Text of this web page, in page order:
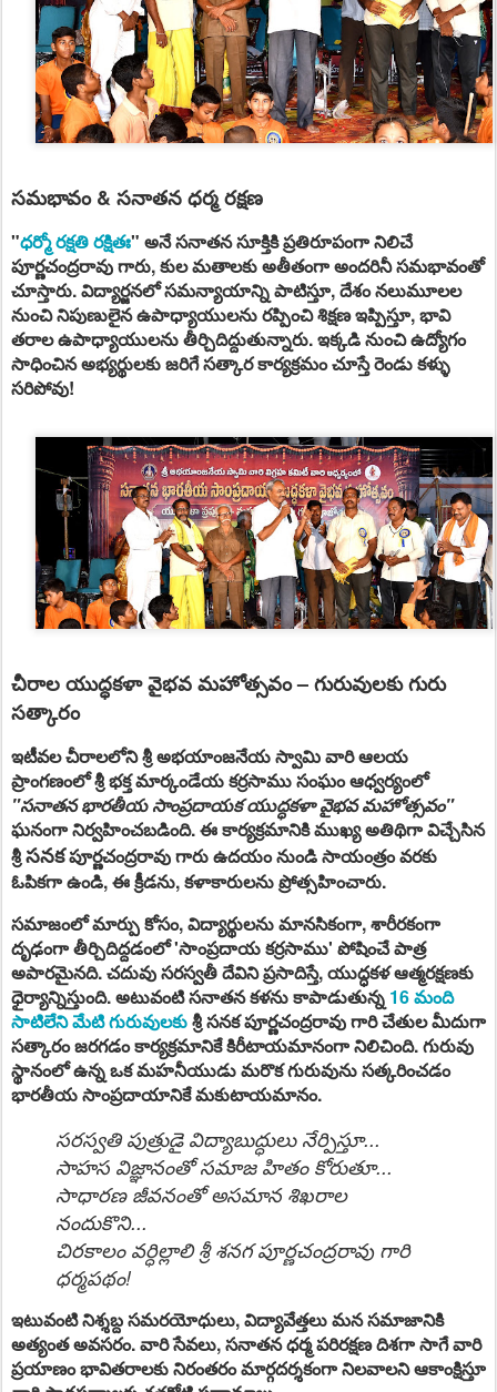
సమభావం & సనాతన ధర్మ రక్షణ
"ధర్మో రక్షతి రక్షితః" అనే సనాతన సూక్తికి ప్రతిరూపంగా నిలిచే
పూర్ణచంద్రరావు గారు, కుల మతాలకు అతీతంగా అందరినీ సమభావంతో
చూస్తారు. విద్యార్జనలో సమన్యాయాన్ని పాటిస్తూ, దేశం నలుమూలల
నుంచి నిపుణులైన ఉపాధ్యాయులను రప్పించి శిక్షణ ఇప్పిస్తూ, భావి
తరాల ఉపాధ్యాయులను తీర్చిదిద్దుతున్నారు. ఇక్కడి నుంచి ఉద్యోగం
సాధించిన అభ్యర్థులకు జరిగే సత్కార కార్యక్రమం చూస్తే రెండు కళ్ళు
సరిపోవు!
చీరాల యుద్ధకళా వైభవ మహోత్సవం – గురువులకు గురు
సత్కారం
ఇటీవల చీరాలలోని శ్రీ అభయాంజనేయ స్వామి వారి ఆలయ
ప్రాంగణంలోశ్రీ భక్త మార్కండేయ కర్రసాము సంఘంఆధ్వర్యంలో
"సనాతన భారతీయ సాంప్రదాయక యుద్ధకళా వైభవ మహోత్సవం"
ఘనంగా నిర్వహించబడింది. ఈ కార్యక్రమానికి ముఖ్య అతిథిగా విచ్చేసిన
శ్రీసనకపూర్ణచంద్రరావు గారు ఉదయం నుండి సాయంత్రం వరకు
ఓపికగా ఉండి, ఈ క్రీడను, కళాకారులను ప్రోత్సహించారు.
సమాజంలో మార్పు కోసం, విద్యార్థులను మానసికంగా, శారీరకంగా
దృఢంగా తీర్చిదిద్దడంలో 'సాంప్రదాయ కర్రసాము' పోషించే పాత్ర
అపారమైనది. చదువు సరస్వతీ దేవిని ప్రసాదిస్తే, యుద్ధకళ ఆత్మరక్షణకు
ధైర్యాన్నిస్తుంది. అటువంటి సనాతన కళను కాపాడుతున్న 16 మంది
సాటిలేని మేటి గురువులకుశ్రీసనకపూర్ణచంద్రరావు గారి చేతుల మీదుగా
సత్కారం జరగడం కార్యక్రమానికే కిరీటాయమానంగా నిలిచింది. గురువు
స్థానంలో ఉన్న ఒక మహనీయుడు మరొక గురువును సత్కరించడం
భారతీయ సాంప్రదాయానికే మకుటాయమానం.
సరస్వతి పుత్రుడై విద్యాబుద్ధులు నేర్పిస్తూ...
సాహస విజ్ఞానంతో సమాజ హితం కోరుతూ...
సాధారణ జీవనంతో అసమాన శిఖరాల
నందుకొని...
చిరకాలం వర్ధిల్లాలి శ్రీ శనగ పూర్ణచంద్రరావు గారి
ధర్మపథం!
ఇటువంటి నిశ్శబ్ద సమరయోధులు, విద్యావేత్తలు మన సమాజానికి
అత్యంత అవసరం. వారి సేవలు, సనాతన ధర్మ పరిరక్షణ దిశగా సాగే వారి
ప్రయాణం భావితరాలకు నిరంతరం మార్గదర్శకంగా నిలవాలని ఆకాంక్షిస్తూ